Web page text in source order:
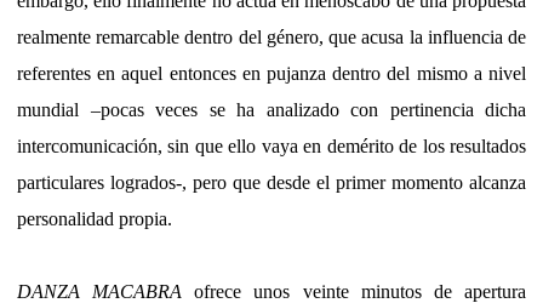
realmente remarcable dentro del género, que acusa la influencia de
referentes en aquel entonces en pujanza dentro del mismo a nivel
mundial –pocas veces se ha analizado con pertinencia dicha
intercomunicación, sin que ello vaya en demérito de los resultados
particulares logrados-, pero que desde el primer momento alcanza
personalidad propia.
DANZA MACABRA ofrece unos veinte minutos de apertura